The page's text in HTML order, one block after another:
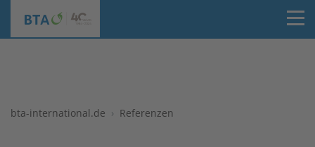
bta-international.de Referenzen